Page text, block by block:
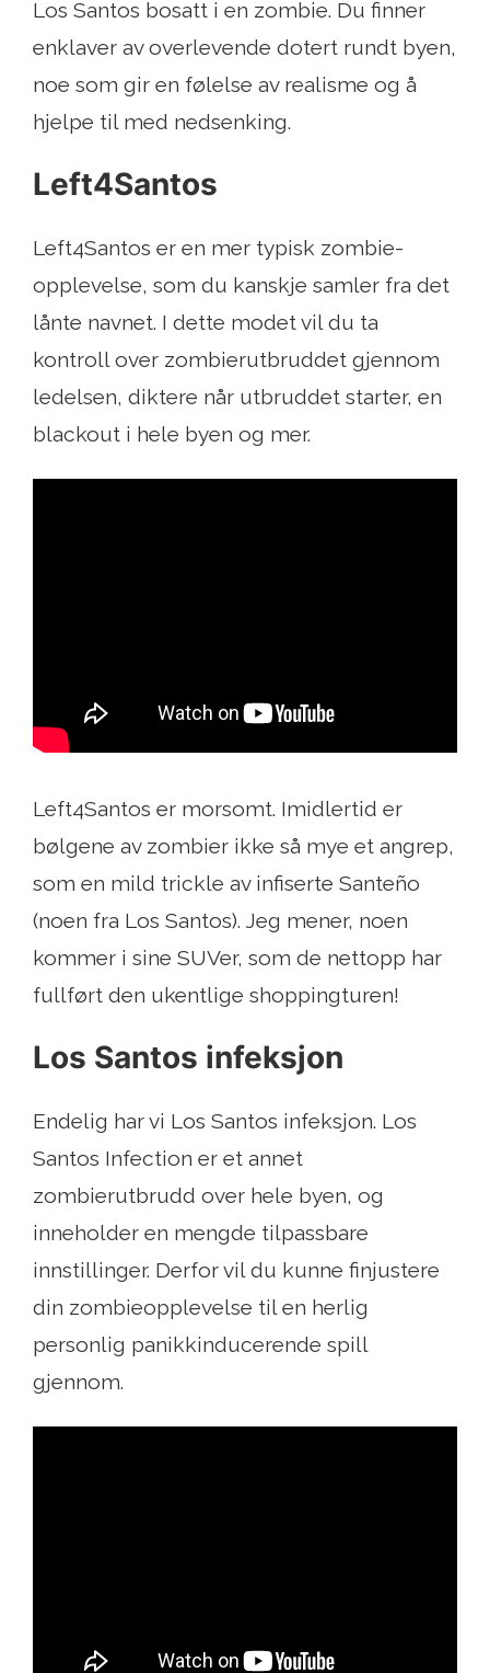
Los Santos bosatt i en zombie. Du finner
enklaver av overlevende dotert rundt byen,
noe som gir en følelse av realisme og å
hjelpe til med nedsenking.
Left4Santos
Left4Santos er en mer typisk zombie-
opplevelse, som du kanskje samler fra det
lånte navnet. I dette modet vil du ta
kontroll over zombierutbruddet gjennom
ledelsen, diktere når utbruddet starter, en
blackout i hele byen og mer.
Left4Santos er morsomt. Imidlertid er
bølgene av zombier ikke så mye et angrep,
som en mild trickle av infiserte Santeño
(noen fra Los Santos). Jeg mener, noen
kommer i sine SUVer, som de nettopp har
fullført den ukentlige shoppingturen!
Los Santos infeksjon
Endelig har vi Los Santos infeksjon. Los
Santos Infection er et annet
zombierutbrudd over hele byen, og
inneholder en mengde tilpassbare
innstillinger. Derfor vil du kunne finjustere
din zombieopplevelse til en herlig
personlig panikkinducerende spill
gjennom.